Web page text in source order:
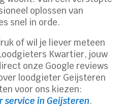
oplossen van
snel in orde.​
of wil je liever meteen
Kwartier, jouw
onze Google reviews
loodgieter Geijsteren
voor ons kiezen:
service in Geijsteren.​